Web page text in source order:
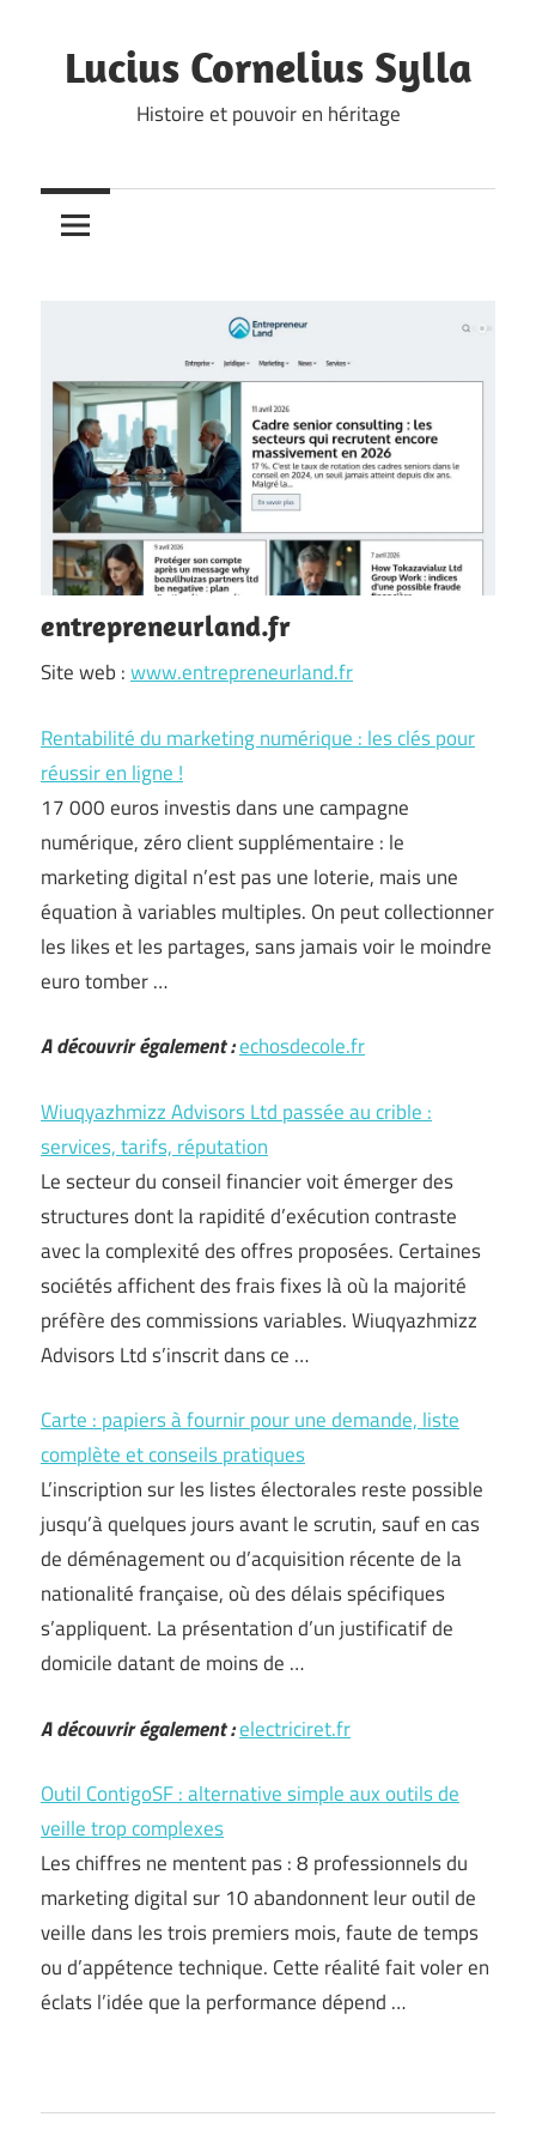
content
Lucius Cornelius Sylla
Histoire et pouvoir en héritage
entrepreneurland.fr
Site web :www.entrepreneurland.fr
Rentabilité du marketing numérique : les clés pour
réussir en ligne !
17 000 euros investis dans une campagne
numérique, zéro client supplémentaire : le
marketing digital n’est pas une loterie, mais une
équation à variables multiples. On peut collectionner
les likes et les partages, sans jamais voir le moindre
euro tomber …
A découvrir également :echosdecole.fr
Wiuqyazhmizz Advisors Ltd passée au crible :
services, tarifs, réputation
Le secteur du conseil financier voit émerger des
structures dont la rapidité d’exécution contraste
avec la complexité des offres proposées. Certaines
sociétés affichent des frais fixes là où la majorité
préfère des commissions variables. Wiuqyazhmizz
Advisors Ltd s’inscrit dans ce …
Carte : papiers à fournir pour une demande, liste
complète et conseils pratiques
L’inscription sur les listes électorales reste possible
jusqu’à quelques jours avant le scrutin, sauf en cas
de déménagement ou d’acquisition récente de la
nationalité française, où des délais spécifiques
s’appliquent. La présentation d’un justificatif de
domicile datant de moins de …
A découvrir également :electriciret.fr
Outil ContigoSF : alternative simple aux outils de
veille trop complexes
Les chiffres ne mentent pas : 8 professionnels du
marketing digital sur 10 abandonnent leur outil de
veille dans les trois premiers mois, faute de temps
ou d’appétence technique. Cette réalité fait voler en
éclats l’idée que la performance dépend …